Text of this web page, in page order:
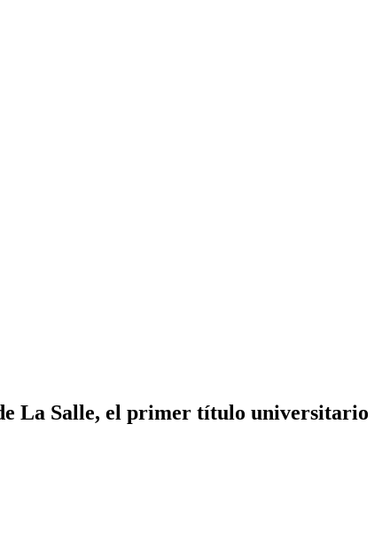
La Salle, el primer título universitario